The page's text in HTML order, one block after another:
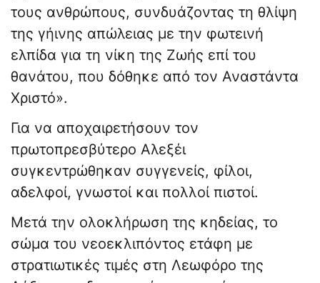
τους ανθρώπους, συνδυάζοντας τη θλίψη
της γήινης απώλειας με την φωτεινή
ελπίδα για τη νίκη της Ζωής επί του
θανάτου, που δόθηκε από τον Αναστάντα
Χριστό».
Για να αποχαιρετήσουν τον
πρωτοπρεσβύτερο Αλεξέι
συγκεντρώθηκαν συγγενείς, φίλοι,
αδελφοί, γνωστοί και πολλοί πιστοί.
Μετά την ολοκλήρωση της κηδείας, το
σώμα του νεοεκλιπόντος ετάφη με
στρατιωτικές τιμές στη Λεωφόρο της